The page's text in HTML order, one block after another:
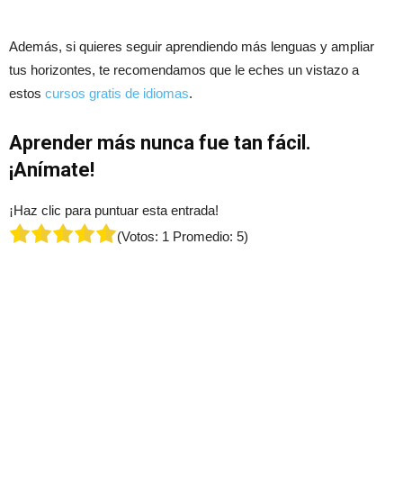
Además, si quieres seguir aprendiendo más lenguas y ampliar
tus horizontes, te recomendamos que le eches un vistazo a
estos cursos gratis de idiomas.
Aprender más nunca fue tan fácil.
¡Anímate!
¡Haz clic para puntuar esta entrada!
(Votos: 1 Promedio: 5)